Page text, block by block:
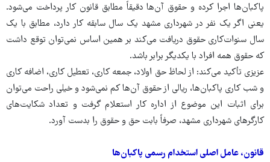
پاکبان‌ها اجرا کرده و حقوق آن‌ها دقیقاً مطابق قانون کار پرداخت می‌شود.
یعنی اگر یک نفر در شهرداری مشهد یک سال سابقه کار دارد، مطابق با یک
سال سنوات‌کاری حقوق دریافت می‌کند بر همین اساس نمی‌توان توقع داشت
که حقوق همه افراد با یکدیگر برابر باشد.
عزیزی تأکید می‌کند: از لحاظ حق اولاد، جمعه کاری، تعطیل کاری، اضافه کاری
و شب کاری پاکبان‌ها، ریالی از حقوق آن‌ها کم نمی‌شود و خیلی راحت می‌توان
برای اثبات این موضوع از اداره کار استعلام گرفت و تعداد شکایت‌های
کارگرهای شهرداری مشهد، صرفاً بابت حق و حقوق را بدست آورد.
قانون، عامل اصلی استخدام رسمی پاکبان‌ها